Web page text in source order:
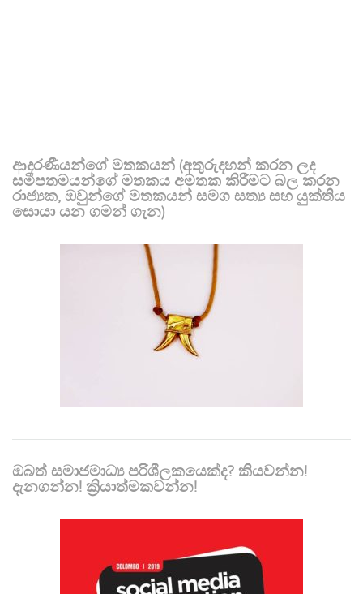
ආදරණීයන්ගේ මතකයන් (අතුරුදහන් කරන ලද
සමීපතමයන්ගේ මතකය අමතක කිරීමට බල කරන
රාජ්‍යක, ඔවුන්ගේ මතකයන් සමග සත්‍ය සහ යුක්තිය
සොයා යන ගමන් ගැන)
ඔබත් සමාජමාධ්‍ය පරිශීලකයෙක්ද? කියවන්න!
දැනගන්න! ක්‍රියාත්මකවන්න!